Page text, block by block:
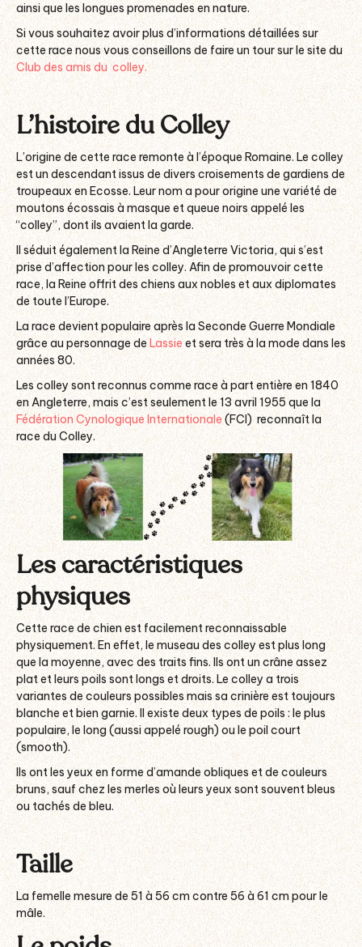
ainsi que les longues promenades en nature.
Si vous souhaitez avoir plus d’informations détaillées sur
cette race nous vous conseillons de faire un tour sur le site du
Club des amis du colley.
L’histoire du Colley
L’origine de cette race remonte à l’époque Romaine. Le colley
est un descendant issus de divers croisements de gardiens de
troupeaux en Ecosse. Leur nom a pour origine une variété de
moutons écossais à masque et queue noirs appelé les
“colley”, dont ils avaient la garde.
Il séduit également la Reine d’Angleterre Victoria, qui s’est
prise d’affection pour les colley. Afin de promouvoir cette
race, la Reine offrit des chiens aux nobles et aux diplomates
de toute l’Europe.
La race devient populaire après la Seconde Guerre Mondiale
grâce au personnage de Lassieet sera très à la mode dans les
années 80.
Les colley sont reconnus comme race à part entière en 1840
en Angleterre, mais c’est seulement le 13 avril 1955 que la
Fédération Cynologique Internationale(FCI) reconnaît la
race du Colley.
Les caractéristiques
physiques
Cette race de chien est facilement reconnaissable
physiquement. En effet, le museau des colley est plus long
que la moyenne, avec des traits fins. Ils ont un crâne assez
plat et leurs poils sont longs et droits. Le colley a trois
variantes de couleurs possibles mais sa crinière est toujours
blanche et bien garnie. Il existe deux types de poils : le plus
populaire, le long (aussi appelé rough) ou le poil court
(smooth).
Ils ont les yeux en forme d’amande obliques et de couleurs
bruns, sauf chez les merles où leurs yeux sont souvent bleus
ou tachés de bleu.
Taille
La femelle mesure de 51 à 56 cm contre 56 à 61 cm pour le
mâle.